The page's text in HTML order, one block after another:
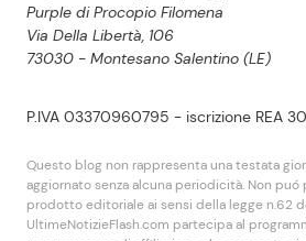
Purple di Procopio Filomena
Via Della Libertà, 106
73030 - Montesano Salentino (LE)
P.IVA 03370960795 - iscrizione REA
Questo blog non rappresenta una testata
aggiornato senza alcuna periodicità. Non
prodotto editoriale ai sensi della legge n.62
UltimeNotizieFlash.com partecipa al